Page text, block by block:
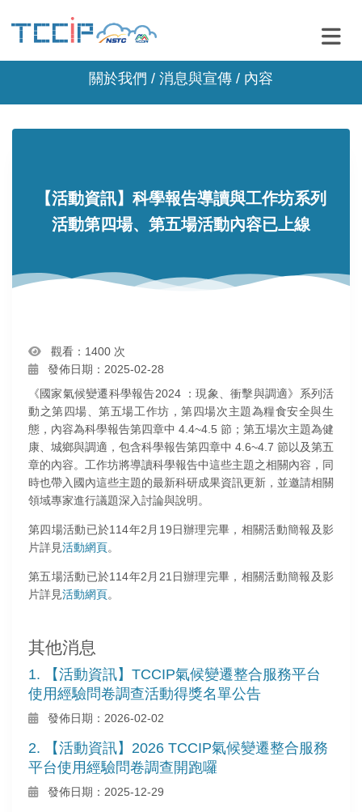
關於我們 / 消息與宣傳 / 內容
【活動資訊】科學報告導讀與工作坊系列
活動第四場、第五場活動內容已上線
觀看：1400 次
發佈日期：2025-02-28
《國家氣候變遷科學報告2024 ：現象、衝擊與調適》系列活
動之第四場、第五場工作坊，第四場次主題為糧食安全與生
態，內容為科學報告第四章中 4.4~4.5 節；第五場次主題為健
康、城鄉與調適，包含科學報告第四章中 4.6~4.7 節以及第五
章的內容。工作坊將導讀科學報告中這些主題之相關內容，同
時也帶入國內這些主題的最新科研成果資訊更新，並邀請相關
領域專家進行議題深入討論與說明。
第四場活動已於114年2月19日辦理完畢，相關活動簡報及影
片詳見活動網頁。
第五場活動已於114年2月21日辦理完畢，相關活動簡報及影
片詳見活動網頁。
其他消息
1. 【活動資訊】TCCIP氣候變遷整合服務平台
使用經驗問卷調查活動得獎名單公告
發佈日期：2026-02-02
2. 【活動資訊】2026 TCCIP氣候變遷整合服務
平台使用經驗問卷調查開跑囉
發佈日期：2025-12-29